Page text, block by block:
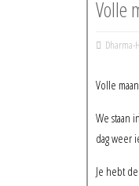
Volle
Dharma-
Volle
We staan
dag weer
Je hebt